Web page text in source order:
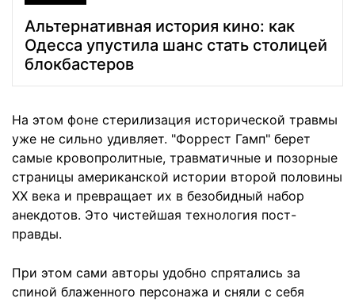
Альтернативная история кино: как
Одесса упустила шанс стать столицей
блокбастеров
На этом фоне стерилизация исторической травмы
уже не сильно удивляет. "Форрест Гамп" берет
самые кровопролитные, травматичные и позорные
страницы американской истории второй половины
XX века и превращает их в безобидный набор
анекдотов. Это чистейшая технология пост-
правды.
При этом сами авторы удобно спрятались за
спиной блаженного персонажа и сняли с себя